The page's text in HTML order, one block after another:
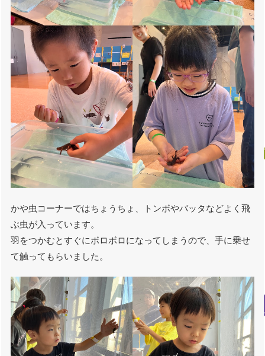
かや虫コーナーではちょうちょ、トンボやバッタなどよく飛
ぶ虫が入っています。
羽をつかむとすぐにボロボロになってしまうので、手に乗せ
て触ってもらいました。